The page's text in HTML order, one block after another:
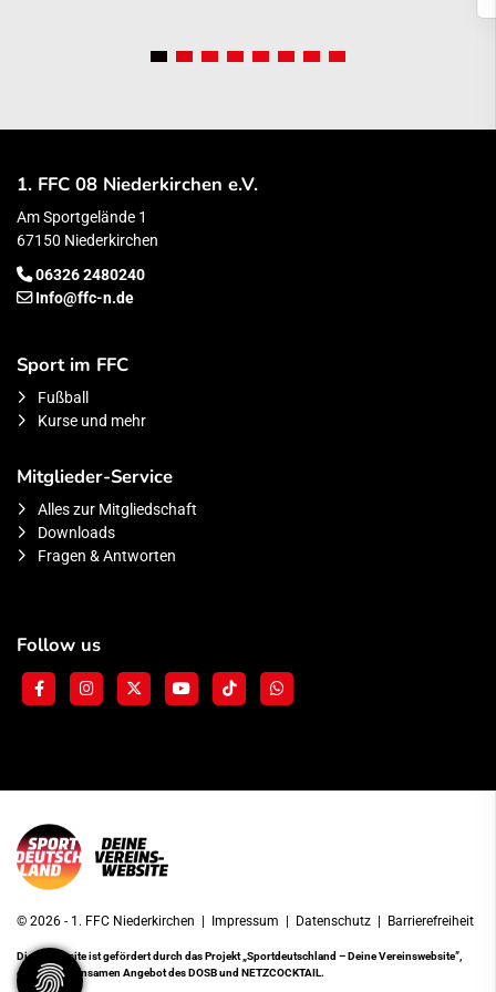
1. FFC 08 Niederkirchen e.V.
Am Sportgelände 1
67150 Niederkirchen
06326 2480240
Info@ffc-n.de
Sport im FFC
Fußball
Kurse und mehr
Mitglieder-Service
Alles zur Mitgliedschaft
Downloads
Fragen & Antworten
Follow us
© 2026 - 1. FFC Niederkirchen | Impressum | Datenschutz | Barrierefreiheit
Diese Website ist gefördert durch das Projekt„Sportdeutschland – Deine Vereinswebsite”,
einem gemeinsamen Angebot des DOSB und NETZCOCKTAIL.